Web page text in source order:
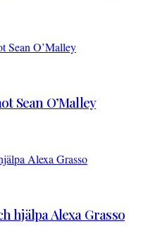
Sean O’Malley
hjälpa Alexa Grasso